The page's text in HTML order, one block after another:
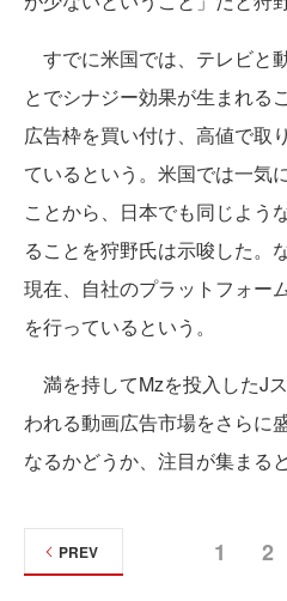
すでに米国では、テレビと
とでシナジー効果が生まれる
広告枠を買い付け、高値で取
ているという。米国では一気
ことから、日本でも同じよう
ることを狩野氏は示唆した。
現在、自社のプラットフォー
を行っているという。
満を持してMzを投入したJ
われる動画広告市場をさらに
なるかどうか、注目が集まる
1 2
PREV